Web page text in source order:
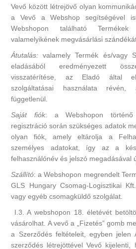
Vevő között létrejövő olyan
a Vevő a Webshop segítségével
Webshopon található Termékek
valamelyikének megvásárlási
Átutalás: valamely Termék és/vagy
eladásából eredményezett
visszatérítése, az Eladó által
szolgáltatásai használata
függetlenül.
Saját fiók: a Webshopon
regisztráció során szükséges adatok
olyan fiók, amely eltárolja a
személyes adatokat, így az a
felhasználónév és jelszó megadásával
Szállító: a Webshopon megrendelt
GLS Hungary Csomag-Logisztikai
vagy egyéb csomagküldő szolgálat.
I.3. A webshopon 18. életévét
vásárolhat. A vevő a „Fizetés” gomb
a Szerződés feltételeit, egyben jelen
szerződés létrejöttével Vevő kijelenti,